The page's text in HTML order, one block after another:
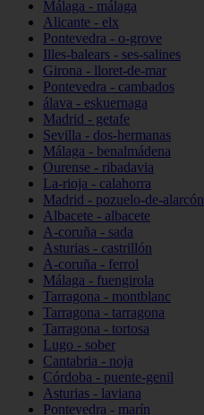
Málaga - málaga
Alicante - elx
Pontevedra - o-grove
Illes-balears - ses-salines
Girona - lloret-de-mar
Pontevedra - cambados
álava - eskuernaga
Madrid - getafe
Sevilla - dos-hermanas
Málaga - benalmádena
Ourense - ribadavia
La-rioja - calahorra
Madrid - pozuelo-de-alarcón
Albacete - albacete
A-coruña - sada
Asturias - castrillón
A-coruña - ferrol
Málaga - fuengirola
Tarragona - montblanc
Tarragona - tarragona
Tarragona - tortosa
Lugo - sober
Cantabria - noja
Córdoba - puente-genil
Asturias - laviana
Pontevedra - marín